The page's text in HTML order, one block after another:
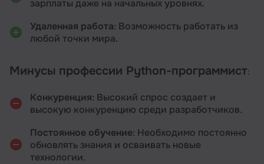
зарплаты даже на начальных уровнях.
Удаленная работа: Возможность работать из
любой точки мира.
Минусы профессии Python-программист:
Конкуренция: Высокий спрос создает и
высокую конкуренцию среди разработчиков.
Постоянное обучение: Необходимо постоянно
обновлять знания и осваивать новые
технологии.